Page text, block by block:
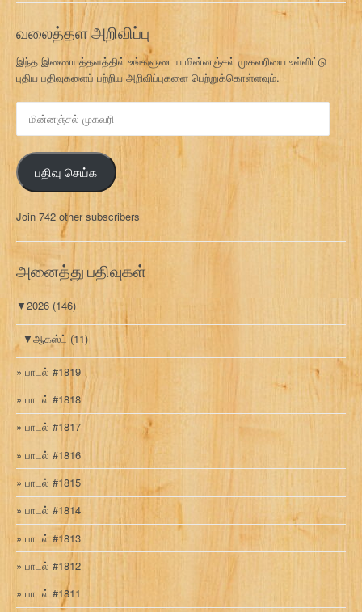
வலைத்தள அறிவிப்பு
இந்த இணையத்தளத்தில் உங்களுடைய மின்னஞ்சல் முகவரியை உள்ளிட்டு
புதிய பதிவுகளைப் பற்றிய அறிவிப்புகளை பெற்றுக்கொள்ளவும்.
ன
ஞ்
ச
ல்
க
வ
பதிவு செய்க
Join 742 other subscribers
அனைத்து பதிவுகள்
▼2026 (146)
▼ஆகஸ்ட் (11)
பாடல் #1819
பாடல் #1818
பாடல் #1817
பாடல் #1816
பாடல் #1815
பாடல் #1814
பாடல் #1813
பாடல் #1812
பாடல் #1811